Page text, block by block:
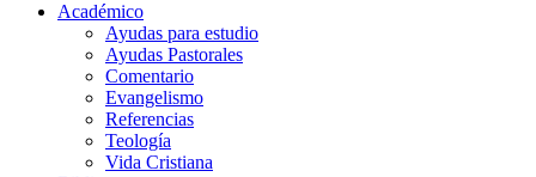
Académico
Ayudas para estudio
Ayudas Pastorales
Comentario
Evangelismo
Referencias
Teología
Vida Cristiana